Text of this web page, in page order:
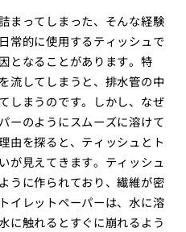
まってしまった、そんな経験
常的に使用するティッシュで
となることがあります。特
流してしまうと、排水管の中
しまうのです。しかし、なぜ
ーのようにスムーズに溶けて
由を探ると、ティッシュとト
が見えてきます。ティッシュ
うに作られており、繊維が密
イレットペーパーは、水に溶
に触れるとすぐに崩れるよう